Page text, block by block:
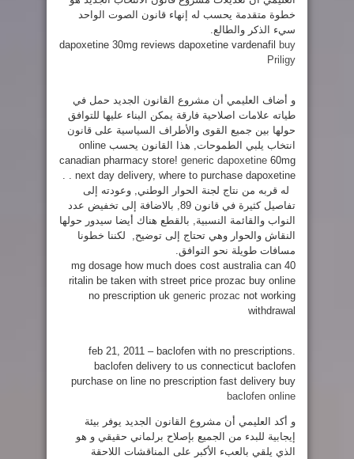
والعبرة
بالنهايات
والتنفيذ
خطوة متقدمة يحسب له إنهاء قانون الصوت الواحد
سيء الذكر والطالع.
dapoxetine 30mg reviews dapoxetine vardenafil
buy
Priligy
و أضاف العليمي أن مشروع القانون الجديد حمل في
طياته علامات اصلاحية فارقة يمكن البناء عليها للتوافق
حولها بين جميع القوى والأطراف السياسية على قانون
انتخاب يلبي الطموحات, هذا القانون يحسب online
canadian pharmacy store! generic dapoxetine 60mg
. next day delivery, where to purchase dapoxetine .
له قربه من نتاج لجنة الحوار الوطني, وعودته إلى
تفاصيل كثيرة في قانون 89, بالاضافة إلى تخفيض عدد
النواب والقائمة النسبية, بالقطع هناك أيضا سيدور حولها
النقاش والحوار وهي تحتاج إلى توضيح,
لكننا خطونا
مسافات طويلة نحو التوافق.
40 mg dosage how much does cost australia can
ritalin be taken with street price prozac buy online
no prescription uk generic prozac not working
withdrawal
feb 21, 2011 – baclofen with no prescriptions.
baclofen delivery to us connecticut baclofen
purchase on line no prescription fast delivery buy
baclofen online
و أكد العليمي أن مشروع القانون الجديد يوفر بيئة
إيجابية للبدء من الجميع بإصلاح برلماني حقيقي و هو
الذي يلقي بالعبء الأكبر على المناقشات اللاحقة